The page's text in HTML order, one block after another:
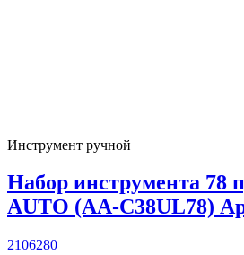
Инструмент ручной
Набор инструмента 78
AUTO (AA-C38UL78)
2106280